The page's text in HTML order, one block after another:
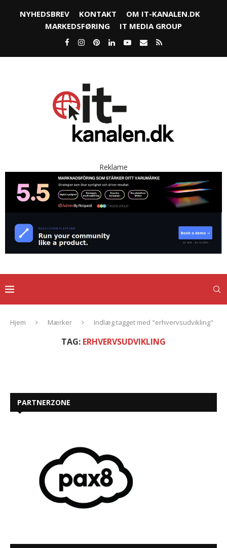
NYHEDSBREV KONTAKT
OM IT-KANALEN.DK
MARKEDSFØRING
IT MEDIA GROUP
Reklame
Hjem Mærker Indlæg tagget med "erhvervsudvikling"
TAG: ERHVERVSUDVIKLING
PARTNERZONE